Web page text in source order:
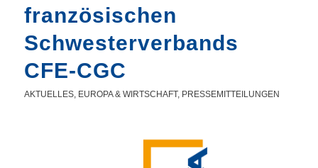
französischen
Schwesterverbands
CFE-CGC
AKTUELLES, EUROPA & WIRTSCHAFT, PRESSEMITTEILUNGEN